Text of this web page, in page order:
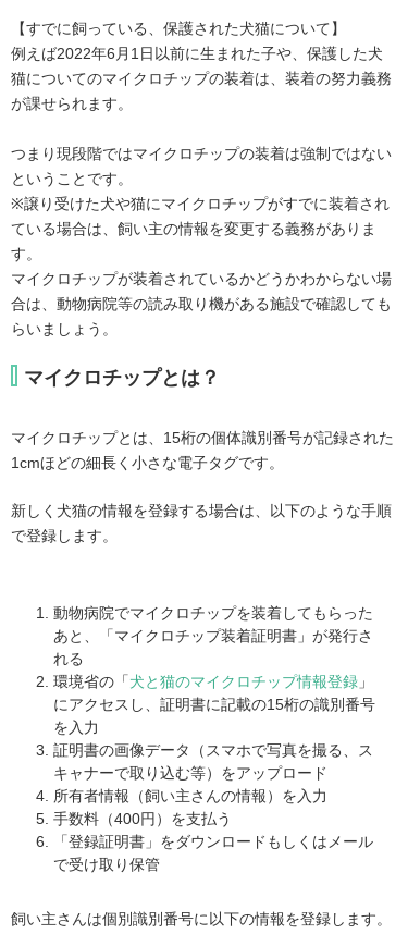
【すでに飼っている、保護された犬猫について】
例えば2022年6月1日以前に生まれた子や、保護した犬
猫についてのマイクロチップの装着は、装着の努力義務
が課せられます。
つまり現段階ではマイクロチップの装着は強制ではない
ということです。
※譲り受けた犬や猫にマイクロチップがすでに装着され
ている場合は、飼い主の情報を変更する義務がありま
す。
マイクロチップが装着されているかどうかわからない場
合は、動物病院等の読み取り機がある施設で確認しても
らいましょう。
マイクロチップとは？
マイクロチップとは、15桁の個体識別番号が記録された
1cmほどの細長く小さな電子タグです。
新しく犬猫の情報を登録する場合は、以下のような手順
で登録します。
動物病院でマイクロチップを装着してもらった
あと、「マイクロチップ装着証明書」が発行さ
れる
環境省の「犬と猫のマイクロチップ情報登録 」
にアクセスし、証明書に記載の15桁の識別番号
を入力
証明書の画像データ（スマホで写真を撮る、ス
キャナーで取り込む等）をアップロード
所有者情報（飼い主さんの情報）を入力
手数料（400円）を支払う
「登録証明書」をダウンロードもしくはメール
で受け取り保管
飼い主さんは個別識別番号に以下の情報を登録します。